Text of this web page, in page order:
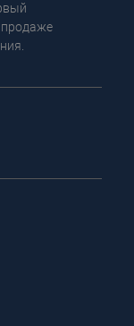
продаже